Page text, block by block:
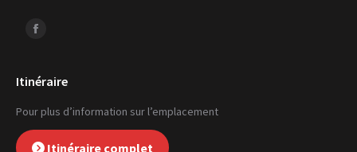
Facebook
Itinéraire
Pour plus d’information sur l’emplacement
Itinéraire complet